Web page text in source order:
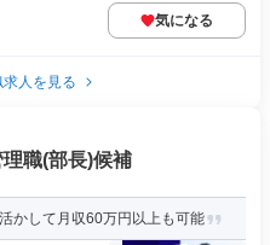
気になる
人を見る
職(部長)候補
かして月収60万円以上も可能